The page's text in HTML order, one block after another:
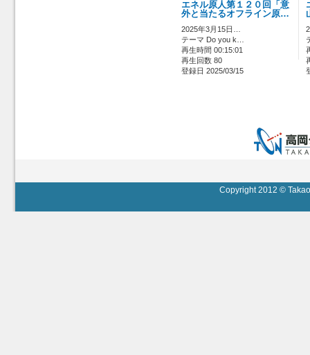
エネル原人第１２０回「意
外と当たるオフライン原…
2025年3月15日…
テーマ Do you k…
再生時間 00:15:01
再生回数 80
登録日 2025/03/15
Copyright 2012 ©